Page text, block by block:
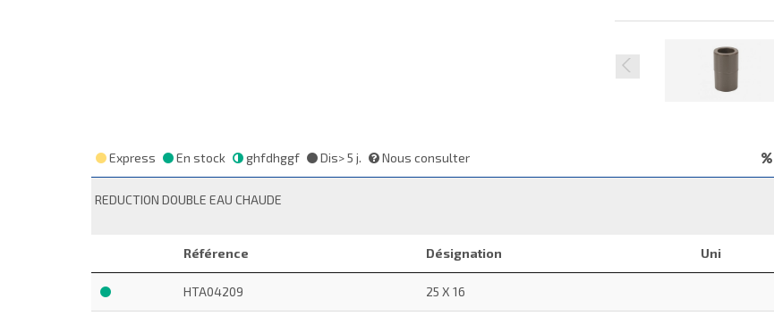
Express En stock ghfdhggf Dis> 5 j. Nous consulter
REDUCTION DOUBLE EAU CHAUDE
Référence Désignation Uni
HTA04209 25 X 16